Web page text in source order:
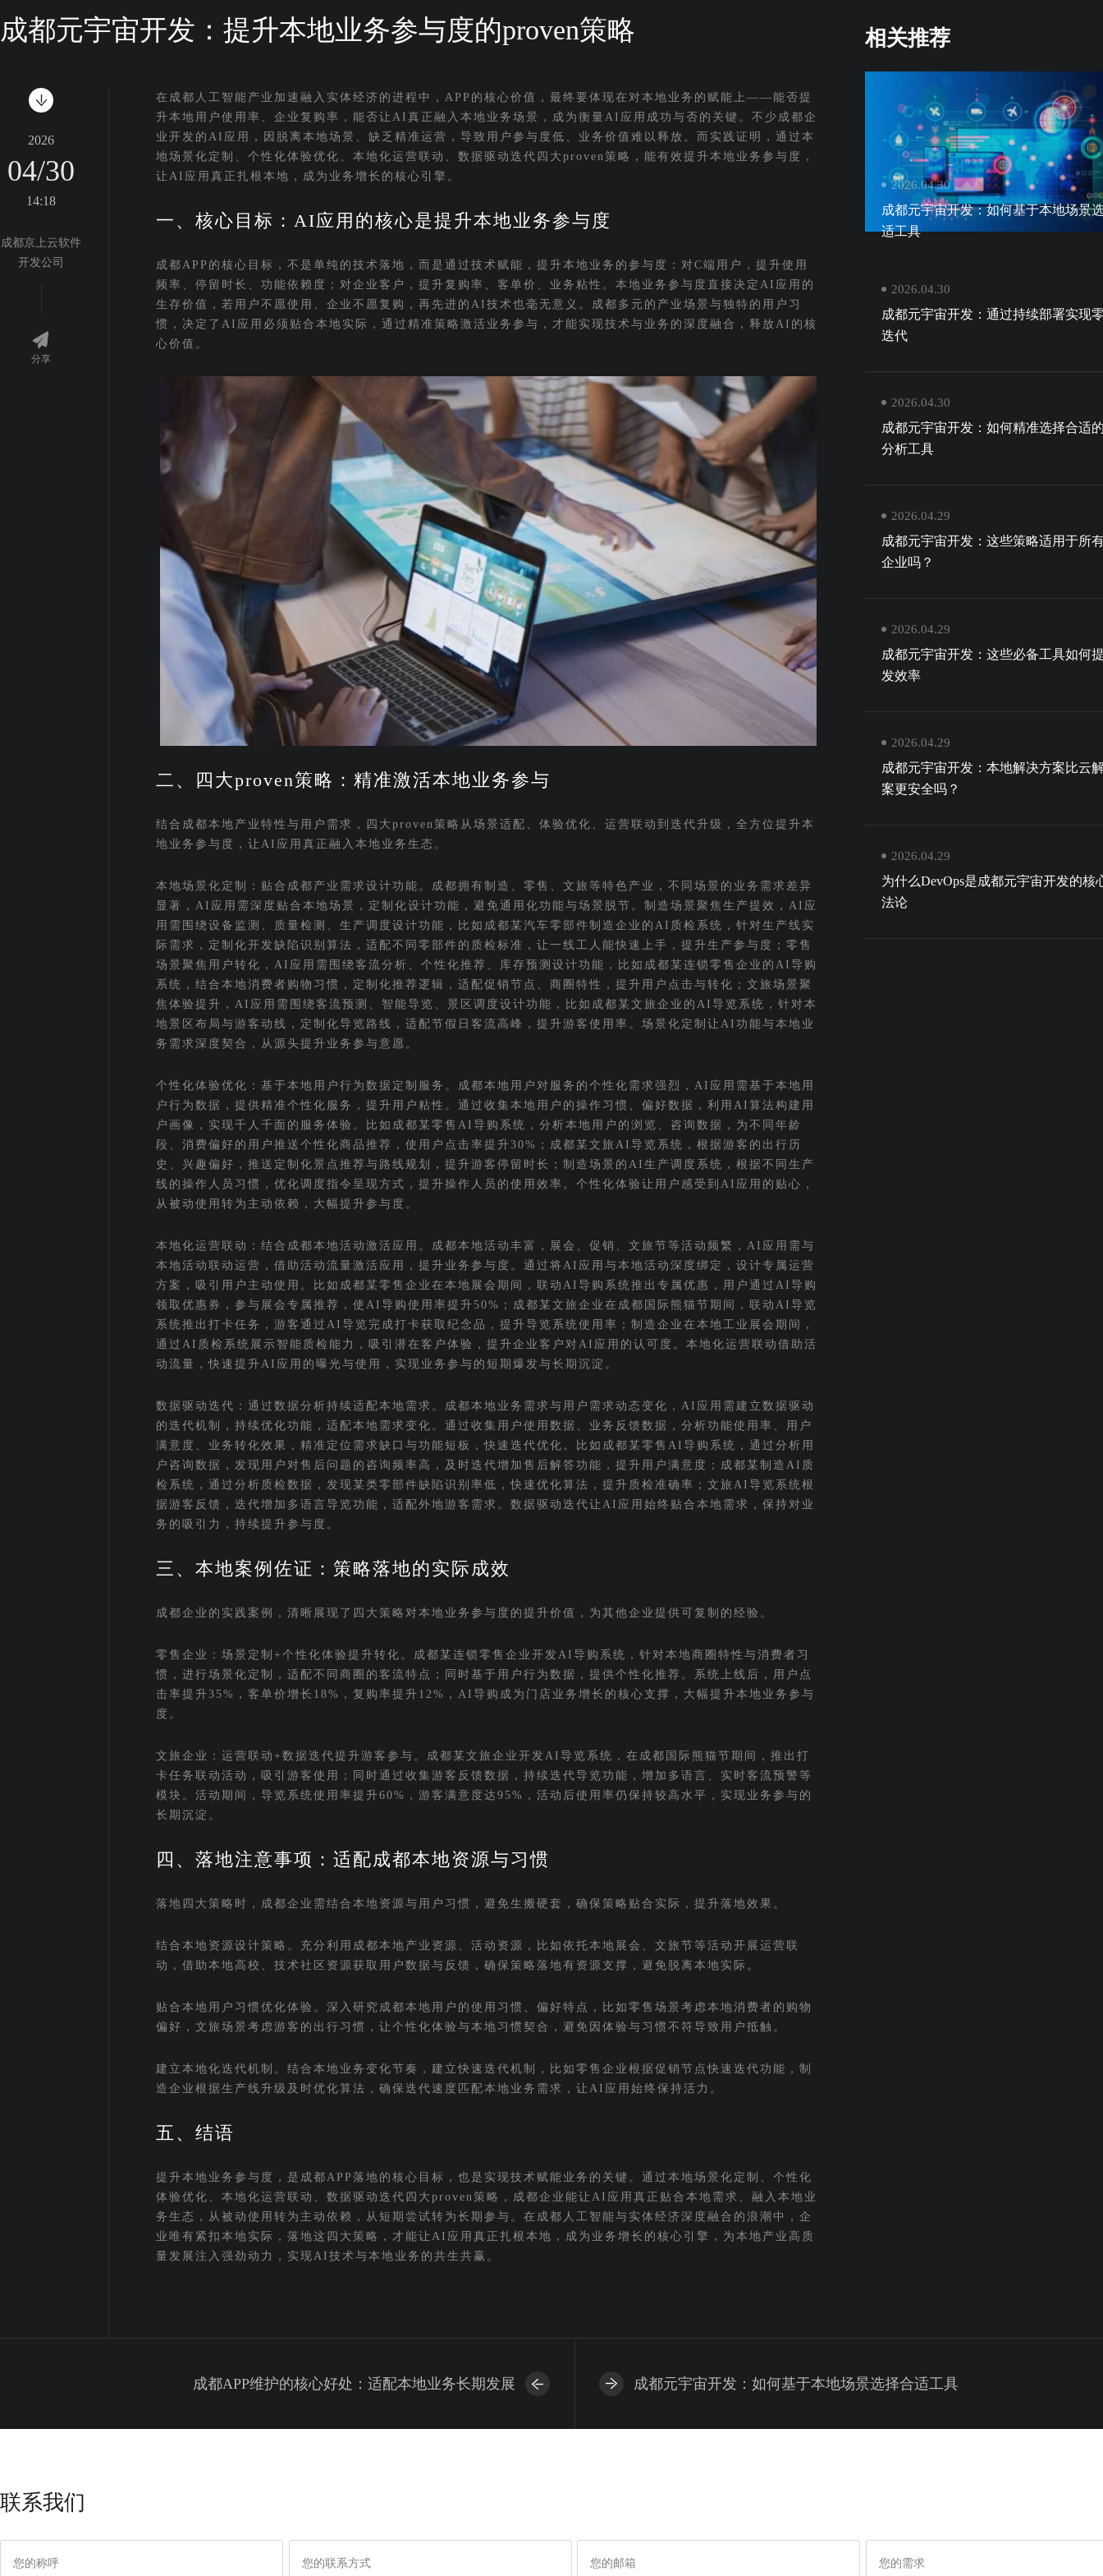
成都元宇宙开发：提升本地业务参与度的proven策略
2026
04/30
14:18
成都京上云软件
开发公司
分享
在成都人工智能产业加速融入实体经济的进程中，APP的核心价值，最终要体现在对本地业务的赋能上——能否提
升本地用户使用率、企业复购率，能否让AI真正融入本地业务场景，成为衡量AI应用成功与否的关键。不少成都企
业开发的AI应用，因脱离本地场景、缺乏精准运营，导致用户参与度低、业务价值难以释放。而实践证明，通过本
地场景化定制、个性化体验优化、本地化运营联动、数据驱动迭代四大proven策略，能有效提升本地业务参与度，
让AI应用真正扎根本地，成为业务增长的核心引擎。
一、核心目标：AI应用的核心是提升本地业务参与度
成都APP的核心目标，不是单纯的技术落地，而是通过技术赋能，提升本地业务的参与度：对C端用户，提升使用
频率、停留时长、功能依赖度；对企业客户，提升复购率、客单价、业务粘性。本地业务参与度直接决定AI应用的
生存价值，若用户不愿使用、企业不愿复购，再先进的AI技术也毫无意义。成都多元的产业场景与独特的用户习
惯，决定了AI应用必须贴合本地实际，通过精准策略激活业务参与，才能实现技术与业务的深度融合，释放AI的核
心价值。
二、四大proven策略：精准激活本地业务参与
结合成都本地产业特性与用户需求，四大proven策略从场景适配、体验优化、运营联动到迭代升级，全方位提升本
地业务参与度，让AI应用真正融入本地业务生态。
本地场景化定制：贴合成都产业需求设计功能。成都拥有制造、零售、文旅等特色产业，不同场景的业务需求差异
显著，AI应用需深度贴合本地场景，定制化设计功能，避免通用化功能与场景脱节。制造场景聚焦生产提效，AI应
用需围绕设备监测、质量检测、生产调度设计功能，比如成都某汽车零部件制造企业的AI质检系统，针对生产线实
际需求，定制化开发缺陷识别算法，适配不同零部件的质检标准，让一线工人能快速上手，提升生产参与度；零售
场景聚焦用户转化，AI应用需围绕客流分析、个性化推荐、库存预测设计功能，比如成都某连锁零售企业的AI导购
系统，结合本地消费者购物习惯，定制化推荐逻辑，适配促销节点、商圈特性，提升用户点击与转化；文旅场景聚
焦体验提升，AI应用需围绕客流预测、智能导览、景区调度设计功能，比如成都某文旅企业的AI导览系统，针对本
地景区布局与游客动线，定制化导览路线，适配节假日客流高峰，提升游客使用率。场景化定制让AI功能与本地业
务需求深度契合，从源头提升业务参与意愿。
个性化体验优化：基于本地用户行为数据定制服务。成都本地用户对服务的个性化需求强烈，AI应用需基于本地用
户行为数据，提供精准个性化服务，提升用户粘性。通过收集本地用户的操作习惯、偏好数据，利用AI算法构建用
户画像，实现千人千面的服务体验。比如成都某零售AI导购系统，分析本地用户的浏览、咨询数据，为不同年龄
段、消费偏好的用户推送个性化商品推荐，使用户点击率提升30%；成都某文旅AI导览系统，根据游客的出行历
史、兴趣偏好，推送定制化景点推荐与路线规划，提升游客停留时长；制造场景的AI生产调度系统，根据不同生产
线的操作人员习惯，优化调度指令呈现方式，提升操作人员的使用效率。个性化体验让用户感受到AI应用的贴心，
从被动使用转为主动依赖，大幅提升参与度。
本地化运营联动：结合成都本地活动激活应用。成都本地活动丰富，展会、促销、文旅节等活动频繁，AI应用需与
本地活动联动运营，借助活动流量激活应用，提升业务参与度。通过将AI应用与本地活动深度绑定，设计专属运营
方案，吸引用户主动使用。比如成都某零售企业在本地展会期间，联动AI导购系统推出专属优惠，用户通过AI导购
领取优惠券，参与展会专属推荐，使AI导购使用率提升50%；成都某文旅企业在成都国际熊猫节期间，联动AI导览
系统推出打卡任务，游客通过AI导览完成打卡获取纪念品，提升导览系统使用率；制造企业在本地工业展会期间，
通过AI质检系统展示智能质检能力，吸引潜在客户体验，提升企业客户对AI应用的认可度。本地化运营联动借助活
动流量，快速提升AI应用的曝光与使用，实现业务参与的短期爆发与长期沉淀。
数据驱动迭代：通过数据分析持续适配本地需求。成都本地业务需求与用户需求动态变化，AI应用需建立数据驱动
的迭代机制，持续优化功能，适配本地需求变化。通过收集用户使用数据、业务反馈数据，分析功能使用率、用户
满意度、业务转化效果，精准定位需求缺口与功能短板，快速迭代优化。比如成都某零售AI导购系统，通过分析用
户咨询数据，发现用户对售后问题的咨询频率高，及时迭代增加售后解答功能，提升用户满意度；成都某制造AI质
检系统，通过分析质检数据，发现某类零部件缺陷识别率低，快速优化算法，提升质检准确率；文旅AI导览系统根
据游客反馈，迭代增加多语言导览功能，适配外地游客需求。数据驱动迭代让AI应用始终贴合本地需求，保持对业
务的吸引力，持续提升参与度。
三、本地案例佐证：策略落地的实际成效
成都企业的实践案例，清晰展现了四大策略对本地业务参与度的提升价值，为其他企业提供可复制的经验。
零售企业：场景定制+个性化体验提升转化。成都某连锁零售企业开发AI导购系统，针对本地商圈特性与消费者习
惯，进行场景化定制，适配不同商圈的客流特点；同时基于用户行为数据，提供个性化推荐。系统上线后，用户点
击率提升35%，客单价增长18%，复购率提升12%，AI导购成为门店业务增长的核心支撑，大幅提升本地业务参与
度。
文旅企业：运营联动+数据迭代提升游客参与。成都某文旅企业开发AI导览系统，在成都国际熊猫节期间，推出打
卡任务联动活动，吸引游客使用；同时通过收集游客反馈数据，持续迭代导览功能，增加多语言、实时客流预警等
模块。活动期间，导览系统使用率提升60%，游客满意度达95%，活动后使用率仍保持较高水平，实现业务参与的
长期沉淀。
四、落地注意事项：适配成都本地资源与习惯
落地四大策略时，成都企业需结合本地资源与用户习惯，避免生搬硬套，确保策略贴合实际，提升落地效果。
结合本地资源设计策略。充分利用成都本地产业资源、活动资源，比如依托本地展会、文旅节等活动开展运营联
动，借助本地高校、技术社区资源获取用户数据与反馈，确保策略落地有资源支撑，避免脱离本地实际。
贴合本地用户习惯优化体验。深入研究成都本地用户的使用习惯、偏好特点，比如零售场景考虑本地消费者的购物
偏好，文旅场景考虑游客的出行习惯，让个性化体验与本地习惯契合，避免因体验与习惯不符导致用户抵触。
建立本地化迭代机制。结合本地业务变化节奏，建立快速迭代机制，比如零售企业根据促销节点快速迭代功能，制
造企业根据生产线升级及时优化算法，确保迭代速度匹配本地业务需求，让AI应用始终保持活力。
五、结语
提升本地业务参与度，是成都APP落地的核心目标，也是实现技术赋能业务的关键。通过本地场景化定制、个性化
体验优化、本地化运营联动、数据驱动迭代四大proven策略，成都企业能让AI应用真正贴合本地需求、融入本地业
务生态，从被动使用转为主动依赖，从短期尝试转为长期参与。在成都人工智能与实体经济深度融合的浪潮中，企
业唯有紧扣本地实际，落地这四大策略，才能让AI应用真正扎根本地，成为业务增长的核心引擎，为本地产业高质
量发展注入强劲动力，实现AI技术与本地业务的共生共赢。
相关推荐
2026.04.30
成都元宇宙开发：如何基于本地场景
适工具
2026.04.30
成都元宇宙开发：通过持续部署实现
迭代
2026.04.30
成都元宇宙开发：如何精准选择合适
分析工具
2026.04.29
成都元宇宙开发：这些策略适用于所
企业吗？
2026.04.29
成都元宇宙开发：这些必备工具如何
发效率
2026.04.29
成都元宇宙开发：本地解决方案比云
案更安全吗？
2026.04.29
为什么DevOps是成都元宇宙开发的核
法论
成都APP维护的核心好处：适配本地业务长期发展 成都元宇宙开发：如何基于本地场景选择合适工具
联系我们